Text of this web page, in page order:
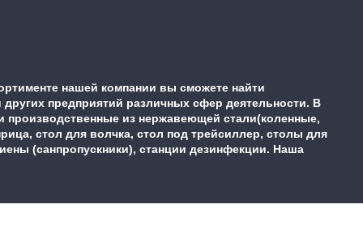
нашей компании вы сможете найти
предприятий различных сфер деятельности. В
производственные из нержавеющей стали(коленные,
стол для волчка, стол под трейсиллер, столы для
(санпропускники), станции дезинфекции. Наша